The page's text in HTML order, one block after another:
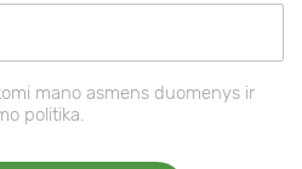
mano asmens duomenys ir
politika.